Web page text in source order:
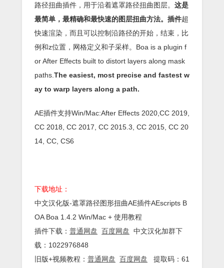
路径扭曲插件，用于沿着遮罩路径扭曲图层。 这是
最简单，最精确和最快速的图层扭曲方法。插件超
快速渲染，而且可以控制沿路径的开始，结束，比
例和z位置，网格定义和子采样。Boa is a plugin f
or After Effects built to distort layers along mask
paths. The easiest, most precise and fastest w
ay to warp layers along a path.
AE插件支持Win/Mac:After Effects 2020,CC 2019,
CC 2018, CC 2017, CC 2015.3, CC 2015, CC 20
14, CC, CS6
下载地址：
中文汉化版-遮罩路径图形扭曲AE插件AEscripts B
OA Boa 1.4.2 Win/Mac + 使用教程
插件下载： 普通网盘 百度网盘 中文汉化加群下
载：1022976848
旧版+视频教程： 普通网盘 百度网盘 提取码：61